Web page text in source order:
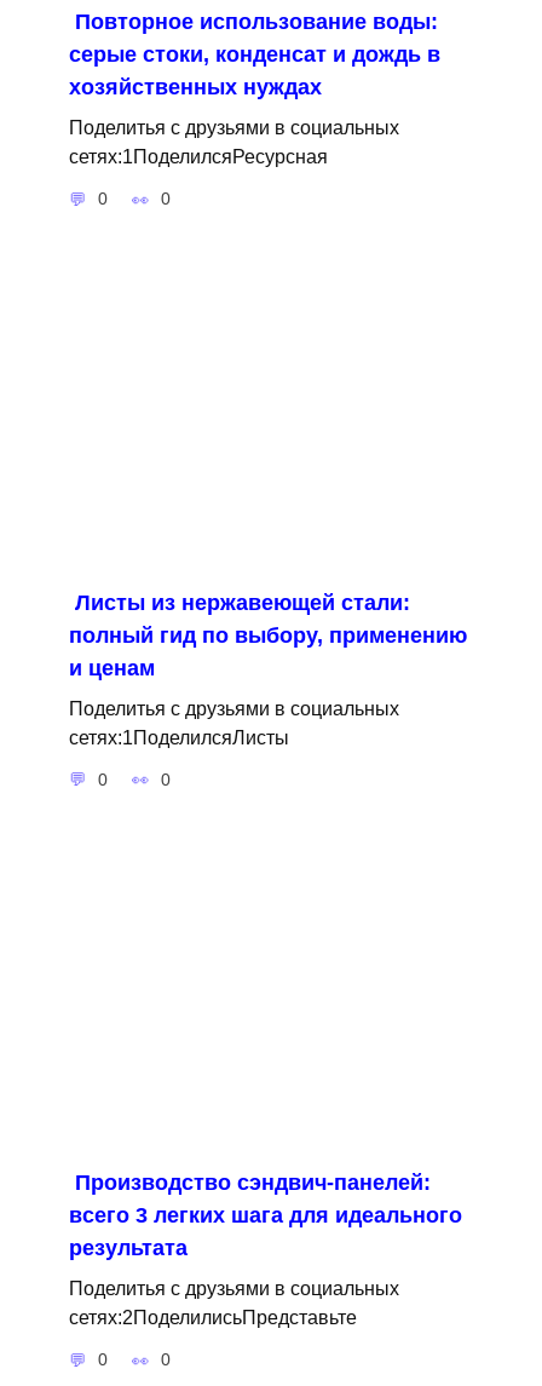
Повторное использование воды:
серые стоки, конденсат и дождь в
хозяйственных нуждах
Поделитья с друзьями в социальных
сетях:1ПоделилсяРесурсная
0 0
Листы из нержавеющей стали:
полный гид по выбору, применению
и ценам
Поделитья с друзьями в социальных
сетях:1ПоделилсяЛисты
0 0
Производство сэндвич-панелей:
всего 3 легких шага для идеального
результата
Поделитья с друзьями в социальных
сетях:2ПоделилисьПредставьте
0 0